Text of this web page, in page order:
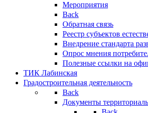
Мероприятия
Back
Обратная связь
Реестр субъектов
Внедрение стандарта
Опрос мнения
Полезные ссылки на
ТИК Лабинская
Градостроительная деятельность
Back
Документы